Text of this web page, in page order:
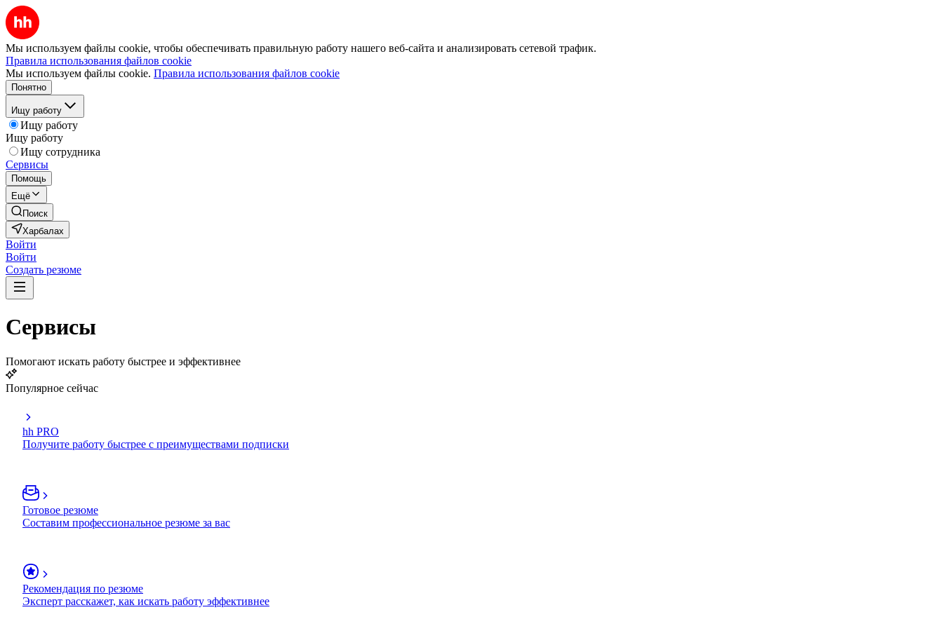
Мы используем файлы cookie, чтобы обеспечивать правильную работу нашего веб-сайта и анализировать сетевой трафик.
Правила использования файлов cookie
Мы используем файлы cookie. Правила использования файлов cookie
Понятно
Ищу работу
Ищу работу
Ищу работу
Ищу сотрудника
Сервисы
Помощь
Ещё
Поиск
Харбалах
Войти
Войти
Создать резюме
Сервисы
Помогают искать работу быстрее и эффективнее
Популярное сейчас
hh PRO
Получите работу быстрее с преимуществами подписки
Готовое резюме
Составим профессиональное резюме за вас
Рекомендация по резюме
Эксперт расскажет, как искать работу эффективнее